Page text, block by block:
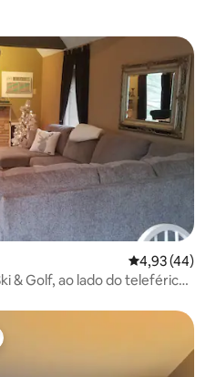
4,93 de uma
4,93 (44)
& Golf, ao lado do teleférico
dos hóspedes